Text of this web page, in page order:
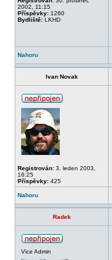
2002, 11:15
Příspěvky: 1260
Bydliště: LKHD
Nahoru
Ivan Novak
Registrován: 3. leden 2003,
16:25
Příspěvky: 425
Nahoru
Radek
Vice Admin